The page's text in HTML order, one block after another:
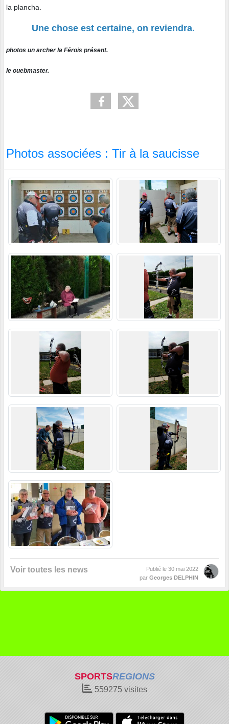
la plancha.
Une chose est certaine, on reviendra.
photos un archer la Férois présent.
le ouebmaster.
Photos associées : Tir à la saucisse
Voir toutes les news Publié le 30 mai 2022
par Georges DELPHIN
SPORTSREGIONS
559275 visites